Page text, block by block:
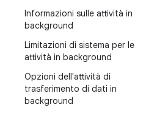
Informazioni sulle attività in
background
Limitazioni di sistema per le
attività in background
Opzioni dell'attività di
trasferimento di dati in
background